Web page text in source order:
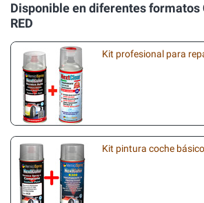
Disponible en diferentes formatos
RED
Kit profesional para
Kit pintura coche básico